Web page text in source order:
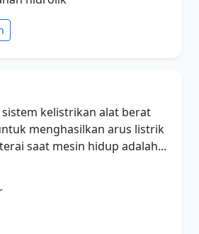
kelistrikan alat berat
menghasilkan arus listrik
saat mesin hidup adalah...